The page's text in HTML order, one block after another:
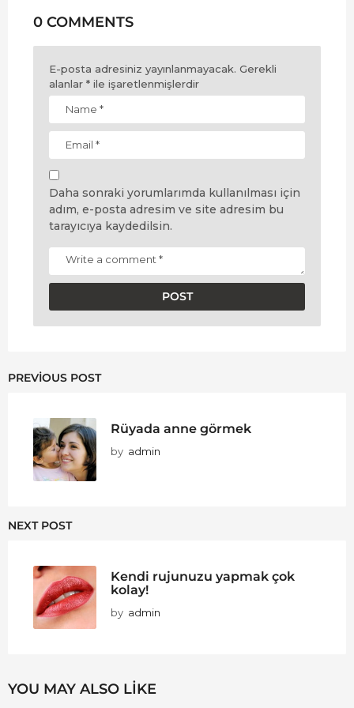
0 COMMENTS
E-posta adresiniz yayınlanmayacak. Gerekli
alanlar * ile işaretlenmişlerdir
Daha sonraki yorumlarımda kullanılması için
adım, e-posta adresim ve site adresim bu
tarayıcıya kaydedilsin.
PREVIOUS POST
Rüyada anne görmek
by admin
NEXT POST
Kendi rujunuzu yapmak çok
kolay!
by admin
YOU MAY ALSO LIKE